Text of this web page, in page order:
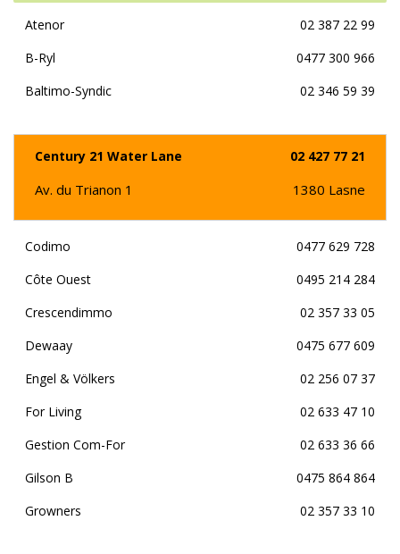
Atenor
02 387 22 99
B-Ryl
0477 300 966
Baltimo-Syndic
02 346 59 39
Century 21 Water Lane 02 427 77 21
Av. du Trianon 1 1380 Lasne
Codimo
0477 629 728
Côte Ouest
0495 214 284
Crescendimmo
02 357 33 05
Dewaay
0475 677 609
Engel & Völkers
02 256 07 37
For Living
02 633 47 10
Gestion Com-For
02 633 36 66
Gilson B
0475 864 864
Growners
02 357 33 10